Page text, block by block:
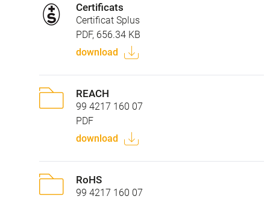
Certificats
Certificat Splus
PDF, 656.34 KB
download
REACH
99 4217 160 07
PDF
download
RoHS
99 4217 160 07